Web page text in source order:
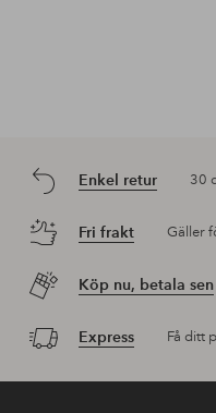
Enkel retur 30
Fri frakt Gäller
Köp nu, betala sen
Express Få ditt